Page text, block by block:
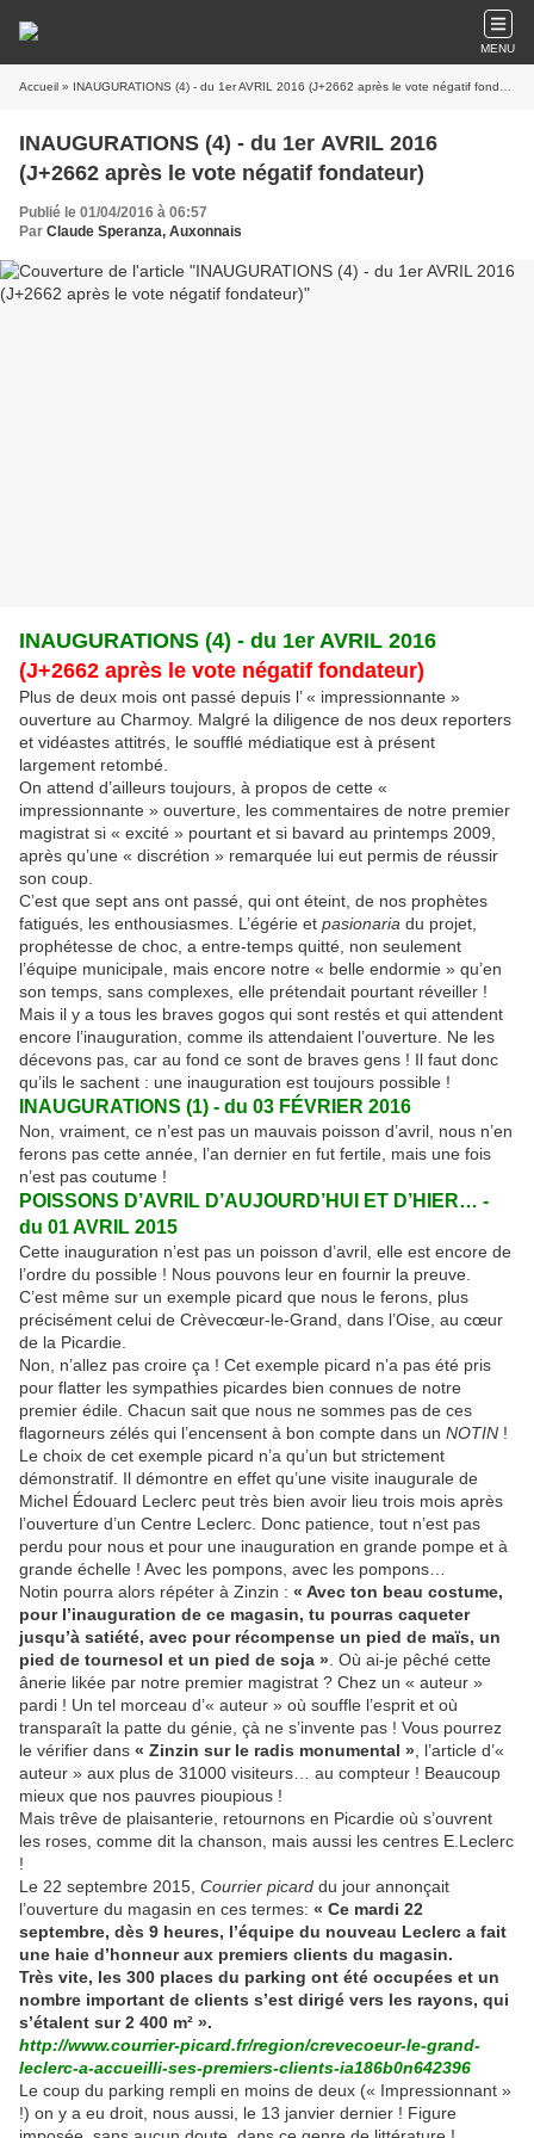
MENU
Accueil » INAUGURATIONS (4) - du 1er AVRIL 2016 (J+2662 après le vote négatif fondateur)
INAUGURATIONS (4) - du 1er AVRIL 2016
(J+2662 après le vote négatif fondateur)
Publié le 01/04/2016 à 06:57
Par Claude Speranza, Auxonnais
INAUGURATIONS (4) - du 1er AVRIL 2016
(J+2662 après le vote négatif fondateur)
Plus de deux mois ont passé depuis l’ « impressionnante »
ouverture au Charmoy. Malgré la diligence de nos deux reporters
et vidéastes attitrés, le soufflé médiatique est à présent
largement retombé.
On attend d’ailleurs toujours, à propos de cette «
impressionnante » ouverture, les commentaires de notre premier
magistrat si « excité » pourtant et si bavard au printemps 2009,
après qu’une « discrétion » remarquée lui eut permis de réussir
son coup.
C’est que sept ans ont passé, qui ont éteint, de nos prophètes
fatigués, les enthousiasmes. L’égérie et pasionaria du projet,
prophétesse de choc, a entre-temps quitté, non seulement
l’équipe municipale, mais encore notre « belle endormie » qu’en
son temps, sans complexes, elle prétendait pourtant réveiller !
Mais il y a tous les braves gogos qui sont restés et qui attendent
encore l’inauguration, comme ils attendaient l’ouverture. Ne les
décevons pas, car au fond ce sont de braves gens ! Il faut donc
qu’ils le sachent : une inauguration est toujours possible !
INAUGURATIONS (1) - du 03 FÉVRIER 2016
Non, vraiment, ce n’est pas un mauvais poisson d’avril, nous n’en
ferons pas cette année, l’an dernier en fut fertile, mais une fois
n’est pas coutume !
POISSONS D’AVRIL D’AUJOURD’HUI ET D’HIER… -
du 01 AVRIL 2015
Cette inauguration n’est pas un poisson d’avril, elle est encore de
l’ordre du possible ! Nous pouvons leur en fournir la preuve.
C’est même sur un exemple picard que nous le ferons, plus
précisément celui de Crèvecœur-le-Grand, dans l’Oise, au cœur
de la Picardie.
Non, n’allez pas croire ça ! Cet exemple picard n’a pas été pris
pour flatter les sympathies picardes bien connues de notre
premier édile. Chacun sait que nous ne sommes pas de ces
flagorneurs zélés qui l’encensent à bon compte dans un NOTIN !
Le choix de cet exemple picard n’a qu’un but strictement
démonstratif. Il démontre en effet qu’une visite inaugurale de
Michel Édouard Leclerc peut très bien avoir lieu trois mois après
l’ouverture d’un Centre Leclerc. Donc patience, tout n’est pas
perdu pour nous et pour une inauguration en grande pompe et à
grande échelle ! Avec les pompons, avec les pompons…
Notin pourra alors répéter à Zinzin : « Avec ton beau costume,
pour l’inauguration de ce magasin, tu pourras caqueter
jusqu’à satiété, avec pour récompense un pied de maïs, un
pied de tournesol et un pied de soja » . Où ai-je pêché cette
ânerie likée par notre premier magistrat ? Chez un « auteur »
pardi ! Un tel morceau d’« auteur » où souffle l’esprit et où
transparaît la patte du génie, çà ne s’invente pas ! Vous pourrez
le vérifier dans « Zinzin sur le radis monumental » , l’article d’«
auteur » aux plus de 31000 visiteurs… au compteur ! Beaucoup
mieux que nos pauvres pioupious !
Mais trêve de plaisanterie, retournons en Picardie où s’ouvrent
les roses, comme dit la chanson, mais aussi les centres E.Leclerc
!
Le 22 septembre 2015, Courrier picard du jour annonçait
l’ouverture du magasin en ces termes: « Ce mardi 22
septembre, dès 9 heures, l’équipe du nouveau Leclerc a fait
une haie d’honneur aux premiers clients du magasin.
Très vite, les 300 places du parking ont été occupées et un
nombre important de clients s’est dirigé vers les rayons, qui
s’étalent sur 2 400 m² ».
http://www.courrier-picard.fr/region/crevecoeur-le-grand-
leclerc-a-accueilli-ses-premiers-clients-ia186b0n642396
Le coup du parking rempli en moins de deux (« Impressionnant »
!) on y a eu droit, nous aussi, le 13 janvier dernier ! Figure